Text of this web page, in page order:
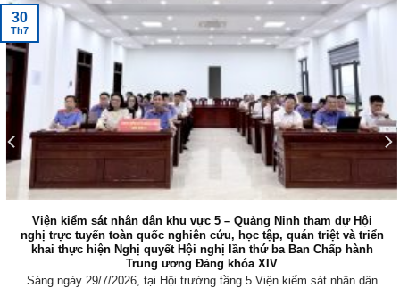
Viện kiểm sát nhân dân khu vực 5 – Quảng Ninh tham dự Hội
nghị trực tuyến toàn quốc nghiên cứu, học tập, quán triệt và triển
khai thực hiện Nghị quyết Hội nghị lần thứ ba Ban Chấp hành
Trung ương Đảng khóa XIV
Sáng ngày 29/7/2026, tại Hội trường tầng 5 Viện kiểm sát nhân dân
30
Th7